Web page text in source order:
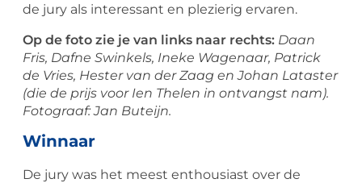
de jury als interessant en plezierig ervaren.
Op de foto zie je van links naar rechts: Daan
Fris, Dafne Swinkels, Ineke Wagenaar, Patrick
de Vries, Hester van der Zaag en Johan Lataster
(die de prijs voor Ien Thelen in ontvangst nam).
Fotograaf: Jan Buteijn.
Winnaar
De jury was het meest enthousiast over de